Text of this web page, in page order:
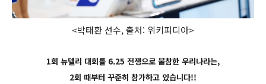
<박태환 선수, 출처: 위키피디아>
1회 뉴델리 대회를 6.25 전쟁으로 불참한 우리나라는,
2회 때부터 꾸준히 참가하고 있습니다!!